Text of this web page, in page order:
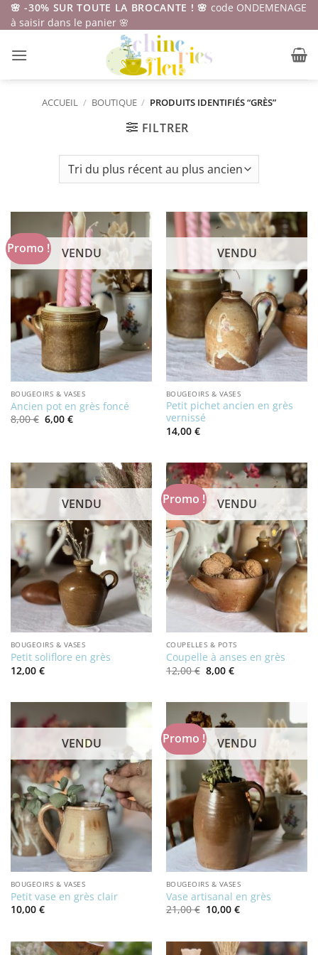
Passer
au
🌸 -30% SUR TOUTE LA BROCANTE ! 🌸 code ONDEMENAGE
à saisir dans le panier 🌸
ACCUEIL / BOUTIQUE / PRODUITS IDENTIFIÉS “GRÈS”
FILTRER
Promo ! VENDU
BOUGEOIRS & VASES
Ancien pot en grès foncé
8,00€ Le
prix
6,00 €Le
VENDU
BOUGEOIRS & VASES
Petit pichet ancien en grès
vernissé
14,00 €
VENDU
BOUGEOIRS & VASES
Petit soliflore en grès
12,00 €
Promo ! VENDU
COUPELLES & POTS
Coupelle à anses en grès
12,00€ Le
prix
12,00 €.
8,00 €Le
prix
8,00 €.
VENDU
BOUGEOIRS & VASES
Petit vase en grès clair
10,00 €
Promo ! VENDU
BOUGEOIRS & VASES
Vase artisanal en grès
21,00€ Le
prix
21,00 €.
10,00 €Le
10,00 €.